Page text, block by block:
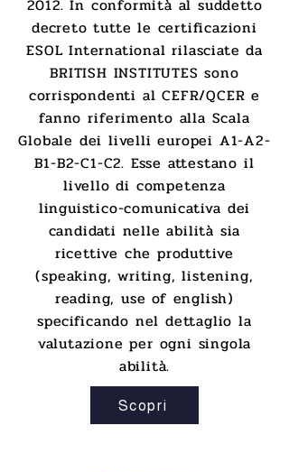
2012. In conformità al suddetto
decreto tutte le certificazioni
ESOL International rilasciate da
BRITISH INSTITUTES sono
corrispondenti al CEFR/QCER e
fanno riferimento alla Scala
Globale dei livelli europei A1-A2-
B1-B2-C1-C2. Esse attestano il
livello di competenza
linguistico-comunicativa dei
candidati nelle abilità sia
ricettive che produttive
(speaking, writing, listening,
reading, use of english)
specificando nel dettaglio la
valutazione per ogni singola
abilità.
Scopri